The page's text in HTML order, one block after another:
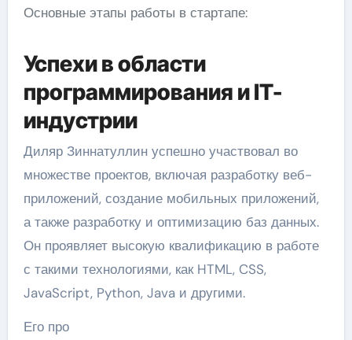
Основные этапы работы в стартапе:
Успехи в области
программирования и IT-
индустрии
Диляр Зиннатуллин успешно участвовал во
множестве проектов, включая разработку веб-
приложений, создание мобильных приложений,
а также разработку и оптимизацию баз данных.
Он проявляет высокую квалификацию в работе
с такими технологиями, как HTML, CSS,
JavaScript, Python, Java и другими.
Его про